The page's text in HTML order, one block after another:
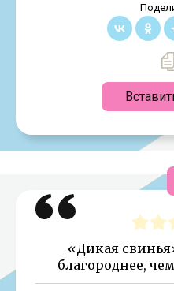
«Дикая
благороднее,